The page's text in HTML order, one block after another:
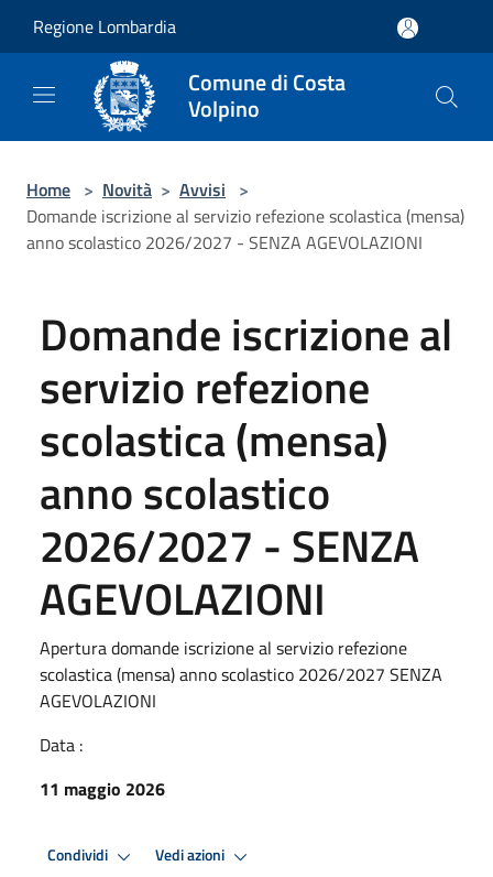
Regione Lombardia
Comune di Costa
Volpino
Home > Novità > Avvisi >
Domande iscrizione al servizio refezione scolastica (mensa)
anno scolastico 2026/2027 - SENZA AGEVOLAZIONI
Domande iscrizione al
servizio refezione
scolastica (mensa)
anno scolastico
2026/2027 - SENZA
AGEVOLAZIONI
Apertura domande iscrizione al servizio refezione
scolastica (mensa) anno scolastico 2026/2027 SENZA
AGEVOLAZIONI
Data :
11 maggio 2026
Condividi Vedi azioni